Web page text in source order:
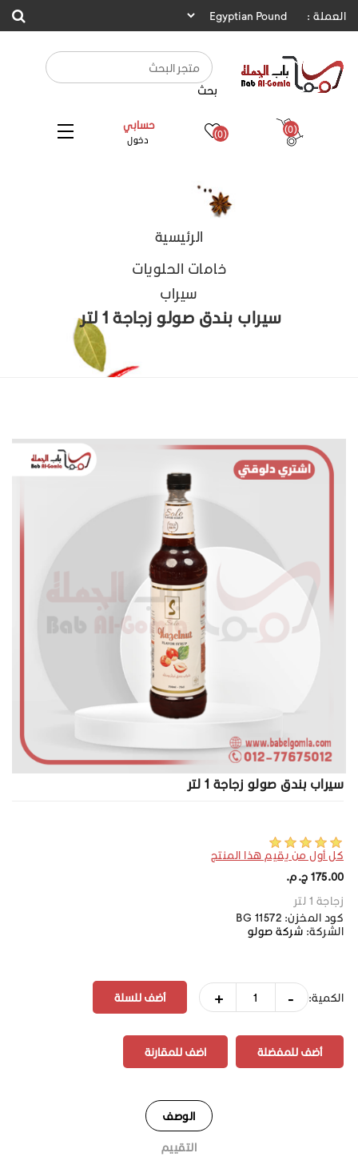
العملة :
بحث
حسابي
دخول (0) (0)
الرئيسية
خامات الحلويات
سيراب
سيراب بندق صولو زجاجة 1 لتر
سيراب بندق صولو زجاجة 1 لتر
كل أول من يقيم هذا المنتج
175.00 ج.م.‏
زجاجة 1 لتر
كود المخزن: BG 11572
الشركة: شركة صولو
الكمية: -
+
أضف للمفضلة اضف للمقارنة
الوصف
التقييم